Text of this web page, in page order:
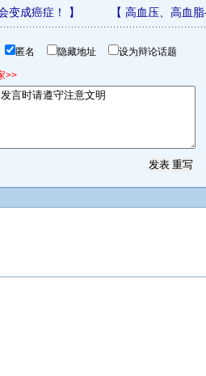
变成癌症！ 】 【 高血压、高血
匿名 隐藏地址 设为辩论话题
>>